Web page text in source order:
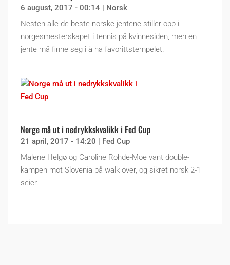
6 august, 2017 - 00:14 | Norsk
Nesten alle de beste norske jentene stiller opp i
norgesmesterskapet i tennis på kvinnesiden, men en
jente må finne seg i å ha favorittstempelet.
Norge må ut i nedrykkskvalikk i Fed Cup
21 april, 2017 - 14:20 | Fed Cup
Malene Helgø og Caroline Rohde-Moe vant double-
kampen mot Slovenia på walk over, og sikret norsk 2-1
seier.